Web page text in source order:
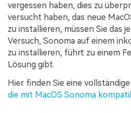
vergessen haben, dies zu
versucht haben, das neue
zu installieren, müssen Sie das
Versuch, Sonoma auf einem
zu installieren, führt zu einem
Lösung gibt.
Hier finden Sie eine
die mit MacOS Sonoma